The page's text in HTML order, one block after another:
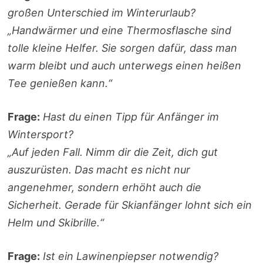
großen Unterschied im Winterurlaub?
„Handwärmer und eine Thermosflasche sind
tolle kleine Helfer. Sie sorgen dafür, dass man
warm bleibt und auch unterwegs einen heißen
Tee genießen kann.“
Frage: Hast du einen Tipp für Anfänger im
Wintersport?
„Auf jeden Fall. Nimm dir die Zeit, dich gut
auszurüsten. Das macht es nicht nur
angenehmer, sondern erhöht auch die
Sicherheit. Gerade für Skianfänger lohnt sich ein
Helm und Skibrille.“
Frage: Ist ein Lawinenpiepser notwendig?